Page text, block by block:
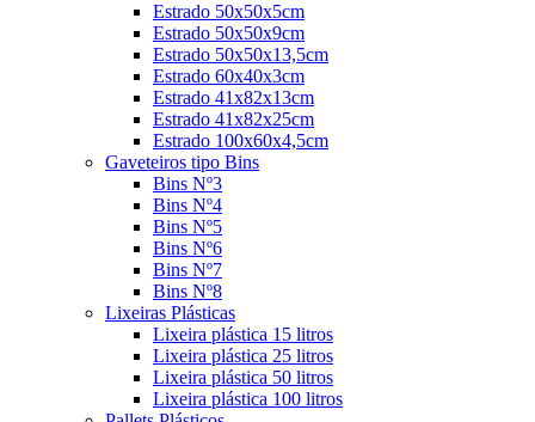
Estrado 50x50x5cm
Estrado 50x50x9cm
Estrado 50x50x13,5cm
Estrado 60x40x3cm
Estrado 41x82x13cm
Estrado 41x82x25cm
Estrado 100x60x4,5cm
Gaveteiros tipo Bins
Bins Nº3
Bins Nº4
Bins Nº5
Bins Nº6
Bins Nº7
Bins Nº8
Lixeiras Plásticas
Lixeira plástica 15 litros
Lixeira plástica 25 litros
Lixeira plástica 50 litros
Lixeira plástica 100 litros